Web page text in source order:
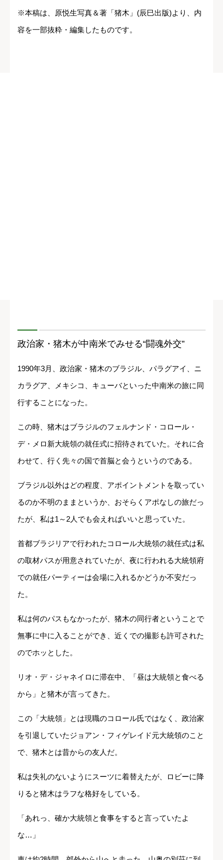
※本稿は、原悦生写真＆著「猪木」(辰巳出版)より、内
容を一部抜粋・編集したものです。
政治家・猪木が中南米でみせる“闘魂外交”
1990年3月、政治家・猪木のブラジル、パラグアイ、ニ
カラグア、メキシコ、キューバといった中南米の旅に同
行することになった。
この時、猪木はブラジルのフェルナンド・コロール・
デ・メロ新大統領の就任式に招待されていた。それに合
わせて、行く先々の国で首脳と会うというのである。
ブラジル以外はどの程度、アポイントメントを取ってい
るのか不明のままというか、おそらくアポなしの旅だっ
たが、私は1～2人でも会えればいいと思っていた。
首都ブラジリアで行われたコロール大統領の就任式は私
の取材パスが用意されていたが、夜に行われる大統領府
での就任パーティーは会場に入れるかどうか不安だっ
た。
私は何のパスもなかったが、猪木の同行者ということで
無事に中に入ることができ、近くでの撮影も許可された
のでホッとした。
リオ・デ・ジャネイロに滞在中、「昼は大統領と食べる
から」と猪木が言ってきた。
この「大統領」とは現職のコロール氏ではなく、政治家
を引退していたジョアン・フィゲレイド元大統領のこと
で、猪木とは昔からの友人だ。
私は失礼のないようにスーツに着替えたが、ロビーに降
りると猪木はラフな格好をしている。
「あれっ、確か大統領と食事をすると言っていたよ
な…」